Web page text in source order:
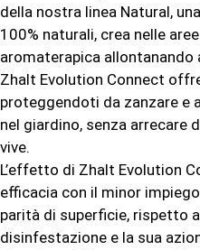
della nostra linea Natural,
100% naturali, crea nelle
aromaterapica
Zhalt Evolution Connect
proteggendoti da zanzare
nel giardino, senza arrecare
vive.
L’effetto di Zhalt Evolution
efficacia con il minor
parità di superficie, rispetto
disinfestazione e la sua